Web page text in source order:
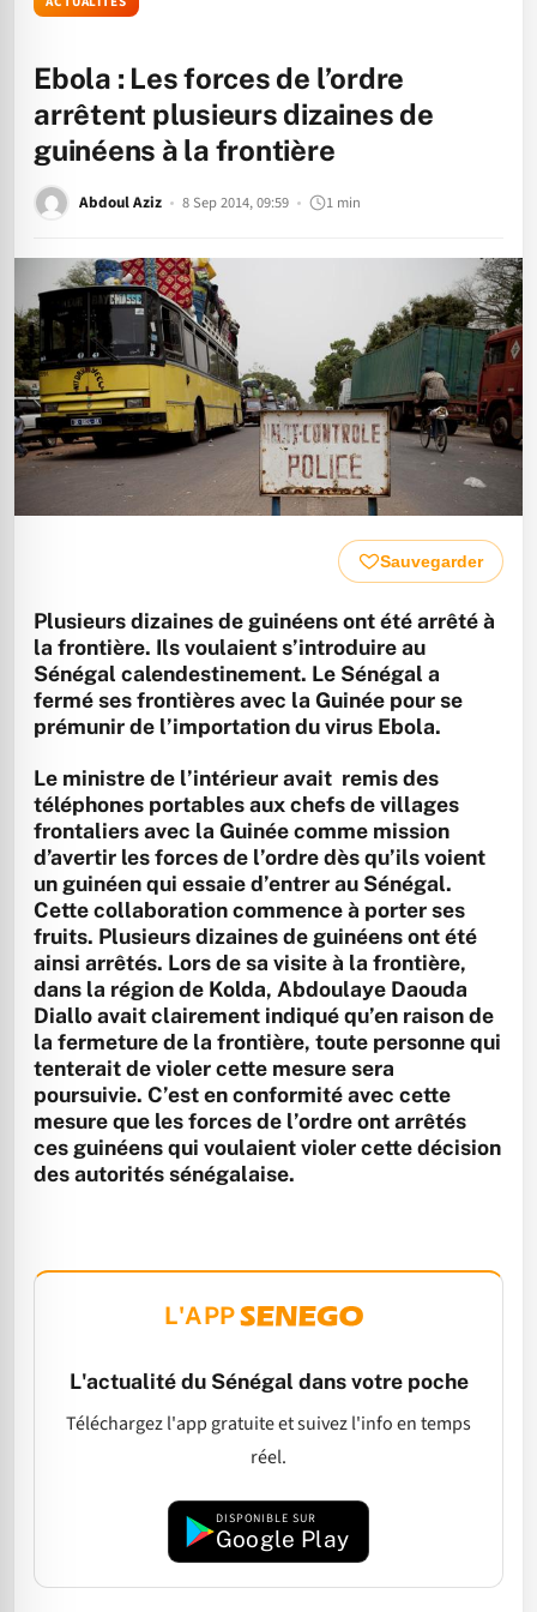
Ebola : Les forces de l’ordre
arrêtent plusieurs dizaines de
guinéens à la frontière
Abdoul Aziz 8 Sep 2014, 09:59 1 min
Sauvegarder
Plusieurs dizaines de guinéens ont été arrêté à
la frontière. Ils voulaient s’introduire au
Sénégal calendestinement. Le Sénégal a
fermé ses frontières avec la Guinée pour se
prémunir de l’importation du virus Ebola.
Le ministre de l’intérieur avait remis des
téléphones portables aux chefs de villages
frontaliers avec la Guinée comme mission
d’avertir les forces de l’ordre dès qu’ils voient
un guinéen qui essaie d’entrer au Sénégal.
Cette collaboration commence à porter ses
fruits. Plusieurs dizaines de guinéens ont été
ainsi arrêtés. Lors de sa visite à la frontière,
dans la région de Kolda, Abdoulaye Daouda
Diallo avait clairement indiqué qu’en raison de
la fermeture de la frontière, toute personne qui
tenterait de violer cette mesure sera
poursuivie. C’est en conformité avec cette
mesure que les forces de l’ordre ont arrêtés
ces guinéens qui voulaient violer cette décision
des autorités sénégalaise.
L'APP
L'actualité du Sénégal dans votre poche
Téléchargez l'app gratuite et suivez l'info en temps
réel.
DISPONIBLE SUR
Google Play